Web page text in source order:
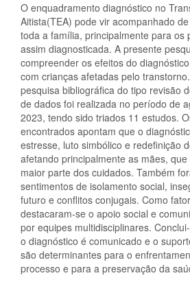
O enquadramento diagnóstico no
Aitista(TEA) pode vir acompanhado
toda a família, principalmente para os
assim diagnosticada. A presente
compreender os efeitos do
com crianças afetadas pelo
pesquisa bibliográfica do tipo revisão
de dados foi realizada no período de
2023, tendo sido triados 11 estudos.
encontrados apontam que o
estresse, luto simbólico e redefinição
afetando principalmente as mães,
maior parte dos cuidados. Também
sentimentos de isolamento social,
futuro e conflitos conjugais. Como
destacaram-se o apoio social e
por equipes multidisciplinares.
o diagnóstico é comunicado e o
são determinantes para o
processo e para a preservação da